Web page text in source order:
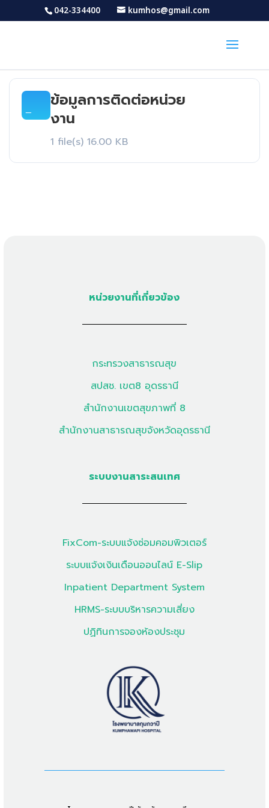
042-334400 kumhos@gmail.com
ข้อมูลการติดต่อหน่วย
งาน
1 file(s) 16.00 KB
หน่วยงานที่เกี่ยวข้อง
กระทรวงสาธารณสุข
สปสช. เขต8 อุดรธานี
สำนักงานเขตสุขภาพที่ 8
สำนักงานสาธารณสุขจังหวัดอุดรธานี
ระบบงานสาระสนเทศ
FixCom-ระบบแจ้งซ่อมคอมพิวเตอร์
ระบบแจ้งเงินเดือนออนไลน์ E-Slip
Inpatient Department System
HRMS-ระบบบริหารความเสี่ยง
ปฏิทินการจองห้องประชุม